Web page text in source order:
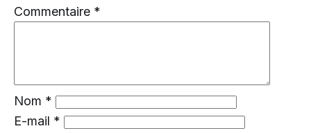
Commentaire *
Nom *
E-mail *